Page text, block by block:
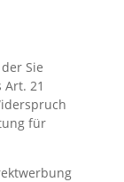
Sie
21
für